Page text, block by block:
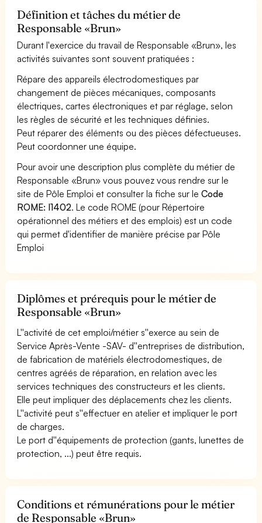
Définition et tâches du métier de
Responsable «Brun»
Durant l'exercice du travail de Responsable «Brun», les
activités suivantes sont souvent pratiquées :
Répare des appareils électrodomestiques par
changement de pièces mécaniques, composants
électriques, cartes électroniques et par réglage, selon
les règles de sécurité et les techniques définies.
Peut réparer des éléments ou des pièces défectueuses.
Peut coordonner une équipe.
Pour avoir une description plus complète du métier de
Responsable «Brun» vous pouvez vous rendre sur le
site de Pôle Emploi et consulter la fiche sur leCode
ROME: I1402. Le code ROME (pour Répertoire
opérationnel des métiers et des emplois) est un code
qui permet d'identifier de manière précise par Pôle
Emploi
Diplômes et prérequis pour le métier de
Responsable «Brun»
L''activité de cet emploi/métier s''exerce au sein de
Service Après-Vente -SAV- d''entreprises de distribution,
de fabrication de matériels électrodomestiques, de
centres agréés de réparation, en relation avec les
services techniques des constructeurs et les clients.
Elle peut impliquer des déplacements chez les clients.
L''activité peut s''effectuer en atelier et impliquer le port
de charges.
Le port d''équipements de protection (gants, lunettes de
protection, ...) peut être requis.
Conditions et rémunérations pour le métier
de Responsable «Brun»